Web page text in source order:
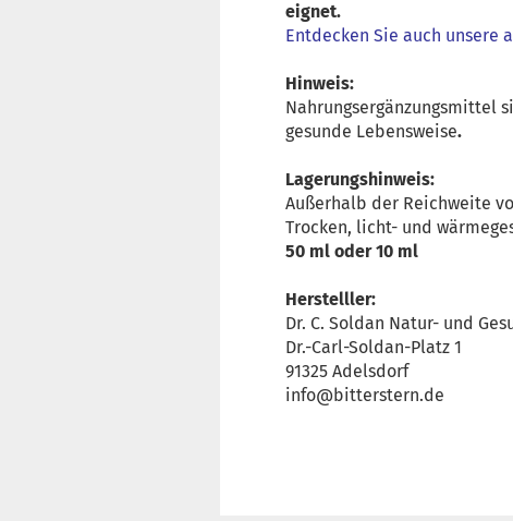
eignet.
Entdecken Sie auch unsere
Hinweis:
Nahrungsergänzungsmittel
gesunde Lebensweise.
Lagerungshinweis:
Außerhalb der Reichweite
Trocken, licht- und
50 ml oder 10 ml
Herstelller:
Dr. C. Soldan Natur- und
Dr.-Carl-Soldan-Platz 1
91325 Adelsdorf
info@bitterstern.de